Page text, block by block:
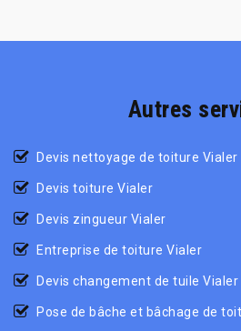
Autres
Devis nettoyage de toiture Vialer
Devis toiture Vialer
Devis zingueur Vialer
Entreprise de toiture Vialer
Devis changement de tuile Vialer
Pose de bâche et bâchage de